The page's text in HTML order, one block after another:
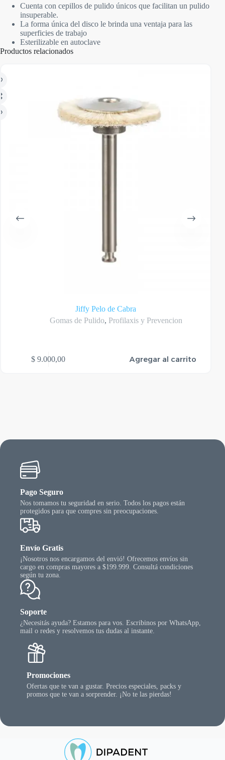
Cuenta con cepillos de pulido únicos que facilitan un pulido
insuperable.
La forma única del disco le brinda una ventaja para las
superficies de trabajo
Esterilizable en autoclave
Productos relacionados
Jiffy Pelo de Cabra
Gomas de Pulido, Profilaxis y Prevencion
$ 9.000,00 Agregar al carrito
Pago Seguro
Nos tomamos tu seguridad en serio. Todos los pagos están
protegidos para que compres sin preocupaciones.
Envío Gratis
¡Nosotros nos encargamos del envió! Ofrecemos envíos sin
cargo en compras mayores a $199.999. Consultá condiciones
según tu zona.
Soporte
¿Necesitás ayuda? Estamos para vos. Escribinos por WhatsApp,
mail o redes y resolvemos tus dudas al instante.
Promociones
Ofertas que te van a gustar. Precios especiales, packs y
promos que te van a sorprender. ¡No te las pierdas!